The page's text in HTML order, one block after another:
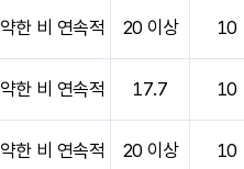
약한 비 연속적 20 이상 10
약한 비 연속적 17.7 10
약한 비 연속적 20 이상 10